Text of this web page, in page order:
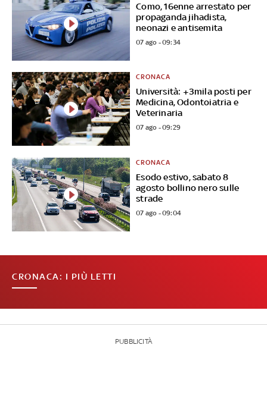
Como, 16enne arrestato per
propaganda jihadista,
neonazi e antisemita
07 ago - 09:34
Università: +3mila posti per
Medicina, Odontoiatria e
Veterinaria
CRONACA
07 ago - 09:29
Esodo estivo, sabato 8
agosto bollino nero sulle
strade
CRONACA
07 ago - 09:04
CRONACA: I PIÙ LETTI
PUBBLICITÀ